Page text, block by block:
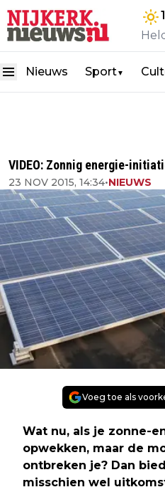
Nieuws Sport▼
VIDEO: Zonnig energie-
23 NOV 2015, 14:34•NIEUWS
Voeg toe als
Wat nu, als je zonne-
opwekken, maar de
ontbreken je? Dan
misschien wel